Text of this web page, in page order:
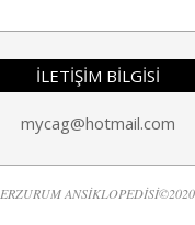
İLETİŞİM BİLGİSİ
mycag@hotmail.com
ERZURUM ANSİKLOPEDİSİ©2020